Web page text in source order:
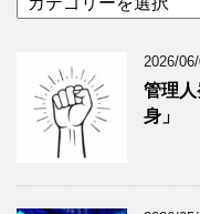
イ
グ
記
テ
ー
2026/
管理
身」